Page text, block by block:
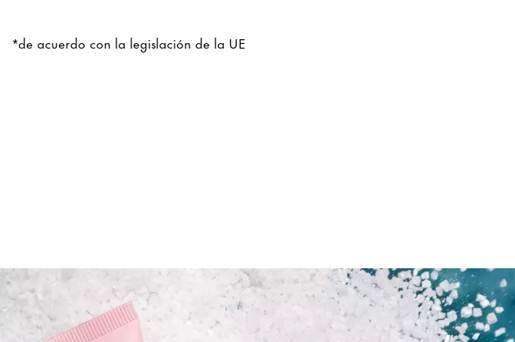
*de acuerdo con la legislación de la UE